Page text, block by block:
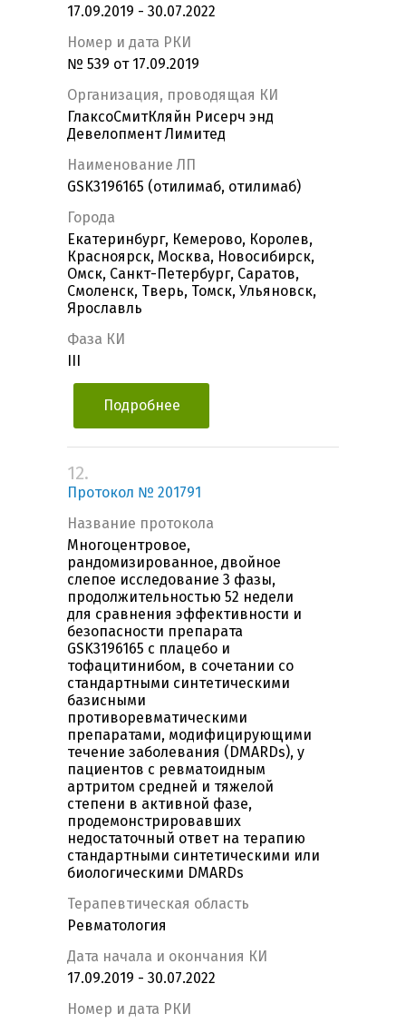
17.09.2019 - 30.07.2022
Номер и дата РКИ
№ 539 от 17.09.2019
Организация, проводящая КИ
ГлаксоСмитКляйн Рисерч энд
Девелопмент Лимитед
Наименование ЛП
GSK3196165 (отилимаб, отилимаб)
Города
Екатеринбург, Кемерово, Королев,
Красноярск, Москва, Новосибирск,
Омск, Санкт-Петербург, Саратов,
Смоленск, Тверь, Томск, Ульяновск,
Ярославль
Фаза КИ
Подробнее
12.
Протокол № 201791
Название протокола
Многоцентровое,
рандомизированное, двойное
слепое исследование 3 фазы,
продолжительностью 52 недели
для сравнения эффективности и
безопасности препарата
GSK3196165 с плацебо и
тофацитинибом, в сочетании со
стандартными синтетическими
базисными
противоревматическими
препаратами, модифицирующими
течение заболевания (DMARDs), у
пациентов с ревматоидным
артритом средней и тяжелой
степени в активной фазе,
продемонстрировавших
недостаточный ответ на терапию
стандартными синтетическими или
биологическими DMARDs
Терапевтическая область
Ревматология
Дата начала и окончания КИ
17.09.2019 - 30.07.2022
Номер и дата РКИ